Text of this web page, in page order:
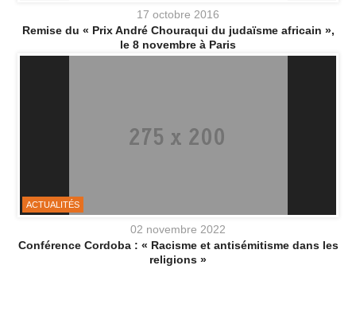
17 octobre 2016
Remise du « Prix André Chouraqui du judaïsme africain »,
le 8 novembre à Paris
ACTUALITÉS
02 novembre 2022
Conférence Cordoba : « Racisme et antisémitisme dans les
religions »